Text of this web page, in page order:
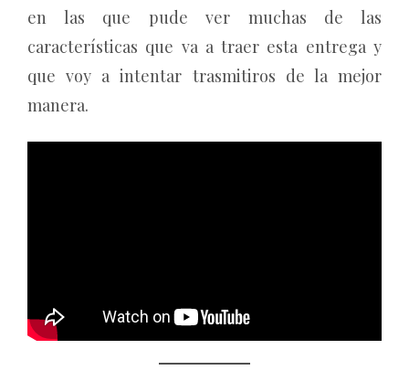
en las que pude ver muchas de las
características que va a traer esta entrega y
que voy a intentar trasmitiros de la mejor
manera.